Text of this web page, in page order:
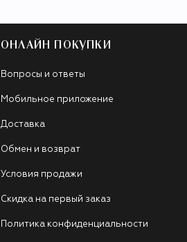
ОНЛАЙН ПОКУПКИ
Вопросы и ответы
Мобильное приложение
Доставка
Обмен и возврат
Условия продажи
Скидка на первый заказ
Политика конфиденциальности